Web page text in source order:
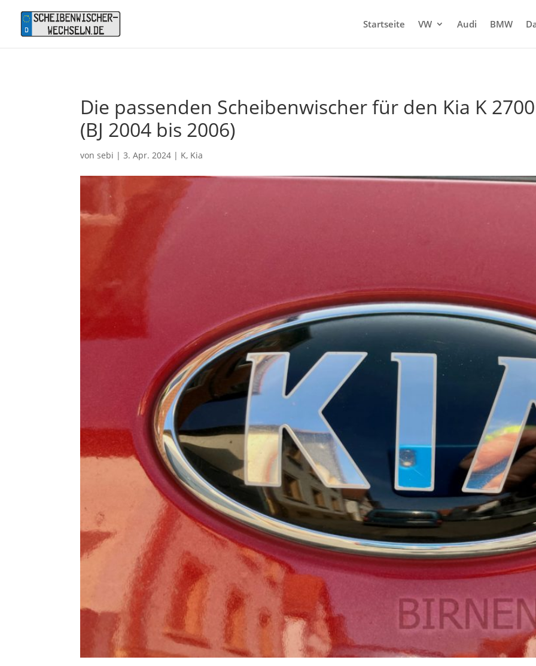
Startseite VW Audi BMW
Die passenden Scheibenwischer für den Kia K
(BJ 2004 bis 2006)
vonsebi |3. Apr. 2024 | K, Kia